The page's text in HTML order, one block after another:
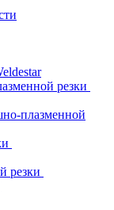
резки
плазменной
резки